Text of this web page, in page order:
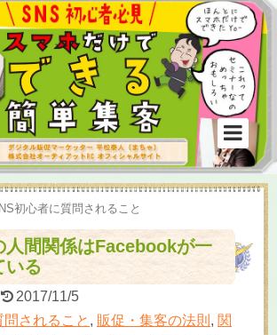
初心者に質問されること
人間関係はFacebookが一
いる
2017/11/5
されること , 販促・集客の法則 , 関